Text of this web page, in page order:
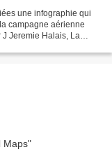
une infographie qui
campagne aérienne
J Jeremie Halais, La